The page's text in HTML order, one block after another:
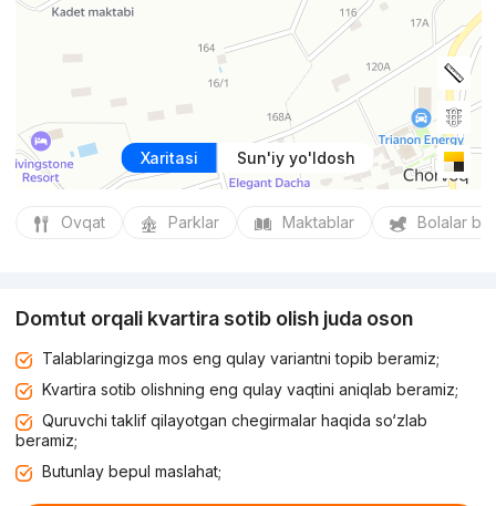
Xaritasi Sun'iy yo'ldosh
Ovqat Parklar Maktablar Bolalar
Domtut orqali kvartira sotib olish juda oson
Talablaringizga mos eng qulay variantni topib beramiz;
Kvartira sotib olishning eng qulay vaqtini aniqlab beramiz;
Quruvchi taklif qilayotgan chegirmalar haqida so‘zlab
beramiz;
Butunlay bepul maslahat;